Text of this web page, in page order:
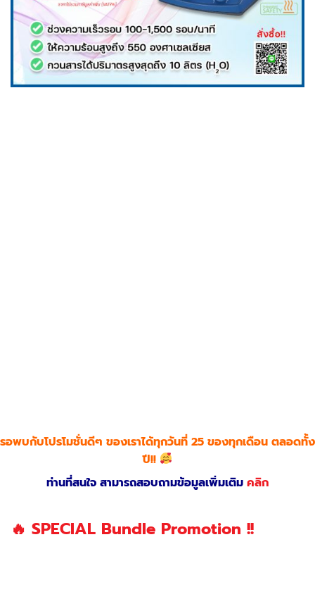
รอพบกับโปรโมชั่นดีๆ ของเราได้ทุกวันที่ 25 ของทุกเดือน ตลอดทั้ง
ปี!!
ท่านที่สนใจ สามารถสอบถามข้อมูลเพิ่มเติม คลิก
🔥 SPECIAL Bundle Promotion !!